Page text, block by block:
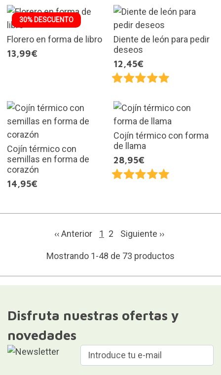
30% DESCUENTO
Florero en forma de libro
13,99€
Diente de león para pedir
deseos
12,45€
Cojín térmico con
semillas en forma de
corazón
14,95€
Cojín térmico con forma
de llama
28,95€
‹‹ Anterior 1 2 Siguiente ››
Mostrando 1-48 de 73 productos
Disfruta nuestras ofertas y
novedades